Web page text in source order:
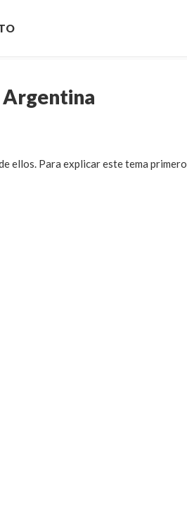
Argentina
ellos. Para explicar este tema primero